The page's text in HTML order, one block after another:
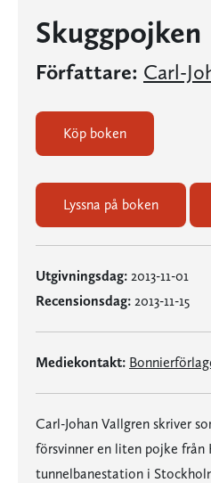
Skuggpojken
Författare: Carl-
Köp boken
Lyssna på boken
Utgivningsdag: 2013-11-01
Recensionsdag: 2013-11-15
Mediekontakt:
Carl-Johan Vallgren skriver
försvinner en liten pojke från
tunnelbanestation i